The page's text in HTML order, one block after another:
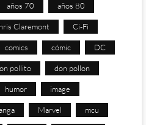
años 70 años 80
Claremont Ci-Fi
comics cómic DC
pollito don pollon
humor image
Marvel mcu